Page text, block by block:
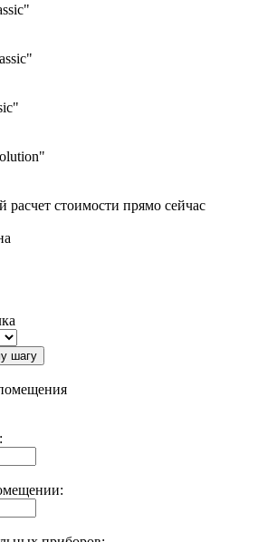
расчет стоимости прямо сейчас
шагу